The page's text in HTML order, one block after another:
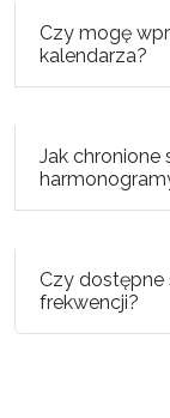
Czy mogę
kalendarza?
Jak chronione
Czy dostępne
frekwencji?